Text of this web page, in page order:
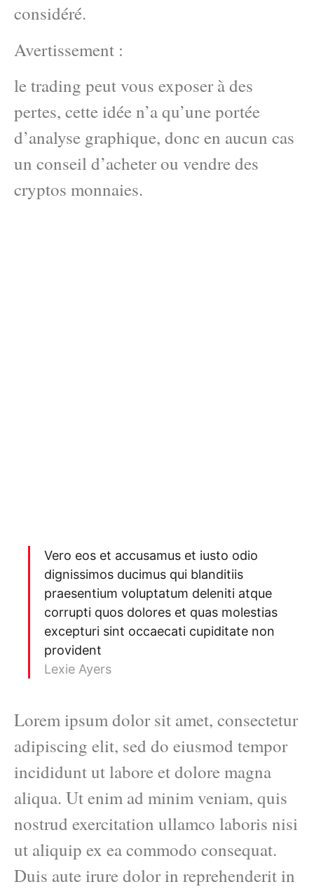
considéré.
Avertissement :
le trading peut vous exposer à des
pertes, cette idée n’a qu’une portée
d’analyse graphique, donc en aucun cas
un conseil d’acheter ou vendre des
cryptos monnaies.
Vero eos et accusamus et iusto odio
dignissimos ducimus qui blanditiis
praesentium voluptatum deleniti atque
corrupti quos dolores et quas molestias
excepturi sint occaecati cupiditate non
provident
Lexie Ayers
Lorem ipsum dolor sit amet, consectetur
adipiscing elit, sed do eiusmod tempor
incididunt ut labore et dolore magna
aliqua. Ut enim ad minim veniam, quis
nostrud exercitation ullamco laboris nisi
ut aliquip ex ea commodo consequat.
Duis aute irure dolor in reprehenderit in